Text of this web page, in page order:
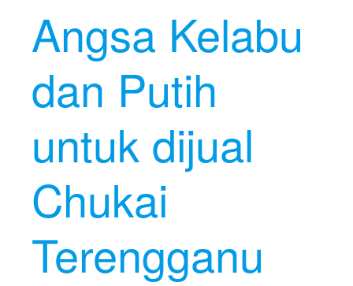
Angsa Kelabu
dan Putih
untuk dijual
Chukai
Terengganu